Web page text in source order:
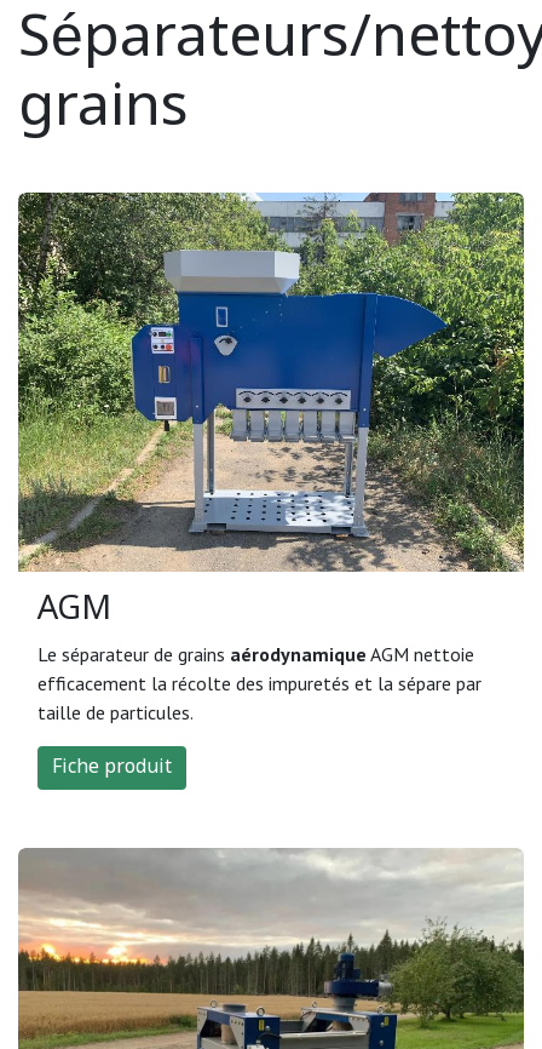
Séparateurs/
grains
AGM
Le séparateur de grains aérodynamique AGM nettoie
efficacement la récolte des impuretés et la sépare par
taille de particules.
Fiche produit